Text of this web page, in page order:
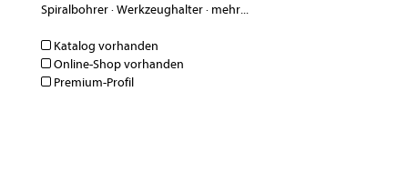
Spiralbohrer·Werkzeughalter· mehr...
Katalog vorhanden
Online-Shop vorhanden
Premium-Profil